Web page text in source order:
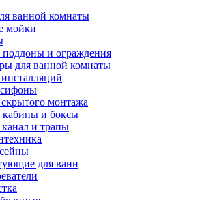
ванной комнаты
мойки
и ограждения
для ванной комнаты
монтажа
и боксы
и трапы
для ванн